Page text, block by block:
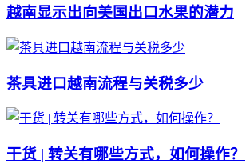
越南显示出向美国出口水果的潜力
茶具进口越南流程与关税多少
干货 | 转关有哪些方式，如何操作？